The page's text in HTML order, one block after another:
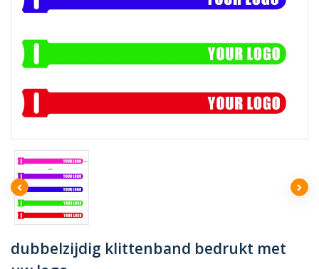
dubbelzijdig klittenband bedrukt met